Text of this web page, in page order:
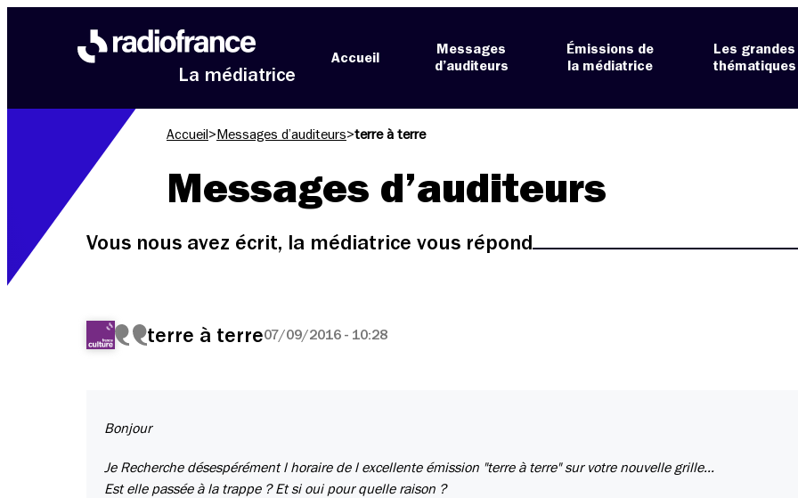
La médiatrice
Accueil
Messages
d’auditeurs
Émissions de
la médiatrice
Les grandes
thématiques
Accueil > Messages d’auditeurs>terre à terre
Messages d’auditeurs
Vous nous avez écrit, la médiatrice vous répond
terre à terre07/09/2016 - 10:28
Bonjour
Je Recherche désespérément l horaire de l excellente émission "terre à terre" sur votre nouvelle grille...
Est elle passée à la trappe ? Et si oui pour quelle raison ?